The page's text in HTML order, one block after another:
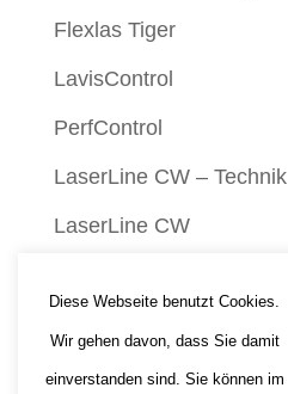
Flexlas Tiger
LavisControl
PerfControl
LaserLine CW – Technik
LaserLine CW
Archiv
Archiv
Diese Webseite benutzt Cookies.
Wir gehen davon, dass Sie damit
einverstanden sind. Sie können im